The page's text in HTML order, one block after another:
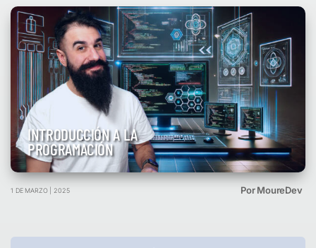
INTRODUCCIÓN A LA
PROGRAMACIÓN
1 DE MARZO | 2025 Por MoureDev